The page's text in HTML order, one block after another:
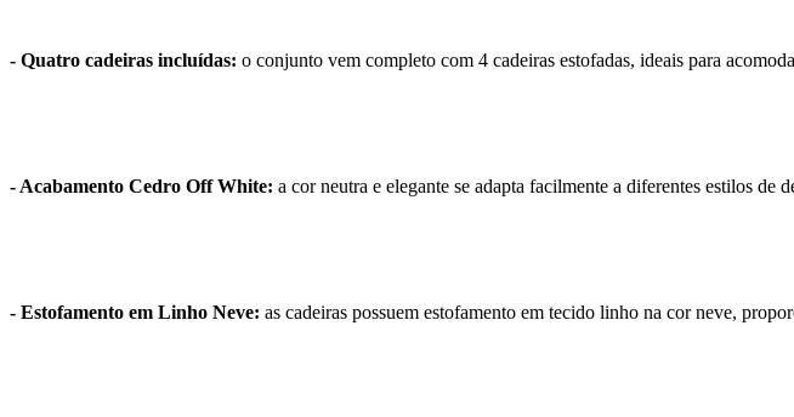
- Quatro cadeiras incluídas: o conjunto vem completo com 4 cadeiras estofadas, ideais para
- Acabamento Cedro Off White: a cor neutra e elegante se adapta facilmente a diferentes estilos de
- Estofamento em Linho Neve: as cadeiras possuem estofamento em tecido linho na cor neve,